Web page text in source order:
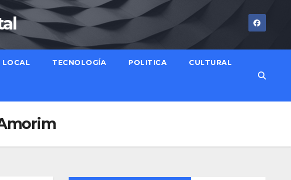
LOCAL TECNOLOGÍA POLITICA CULTURAL